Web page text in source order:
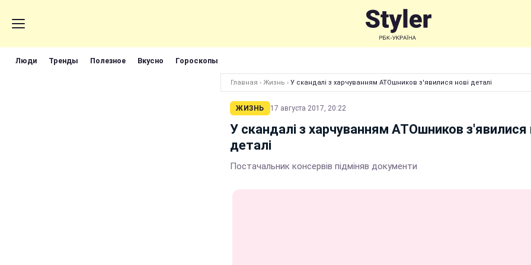
Люди Тренды Полезное Вкусно Гороскопы
Главная › Жизнь › У скандалі з харчуванням АТОшников з'явилися нові деталі
ЖИЗНЬ 17 августа 2017, 20:22
У скандалі з харчуванням АТОшников з'явилися
деталі
Постачальник консервів підміняв документи